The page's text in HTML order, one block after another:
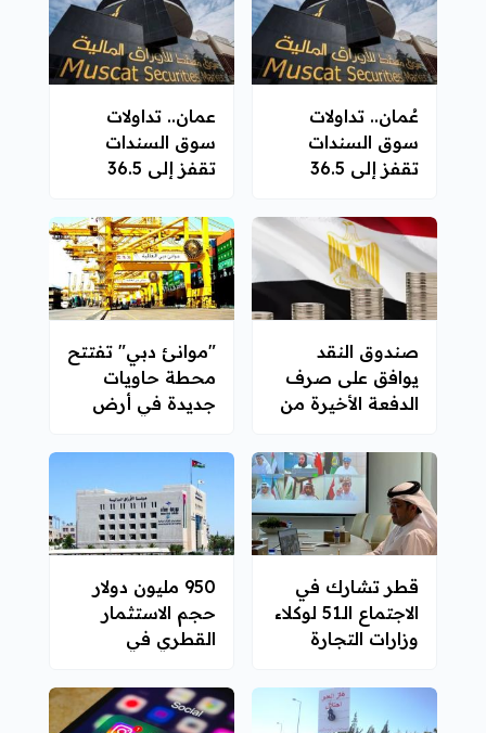
عُمان.. تداولات
سوق السندات
تقفز إلى 36.5
الماضي
عمان.. تداولات
سوق السندات
تقفز إلى 36.5
الماضي
صندوق النقد
يوافق على صرف
الدفعة الأخيرة من
"موانئ دبي" تفتتح
محطة حاويات
جديدة في أرض
قطر تشارك في
الاجتماع الـ51 لوكلاء
وزارات التجارة
التعاون
950 مليون دولار
حجم الاستثمار
القطري في